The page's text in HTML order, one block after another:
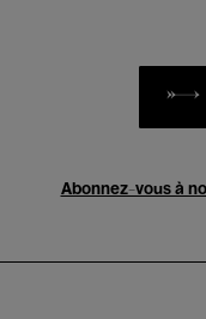
Abonnez-vous à